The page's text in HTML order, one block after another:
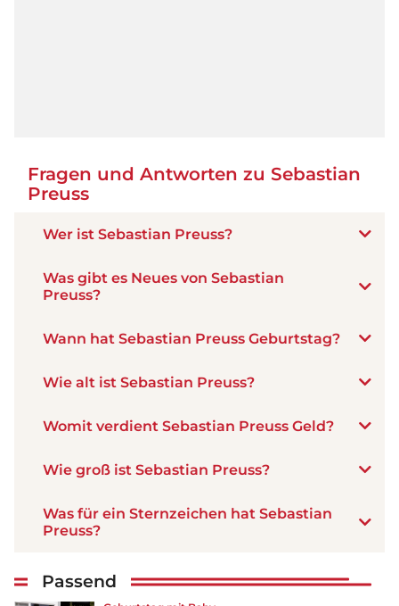
Fragen und Antworten zu Sebastian
Preuss
Wer ist Sebastian Preuss?
Was gibt es Neues von Sebastian
Preuss?
Wann hat Sebastian Preuss Geburtstag?
Wie alt ist Sebastian Preuss?
Womit verdient Sebastian Preuss Geld?
Wie groß ist Sebastian Preuss?
Was für ein Sternzeichen hat Sebastian
Preuss?
Passend